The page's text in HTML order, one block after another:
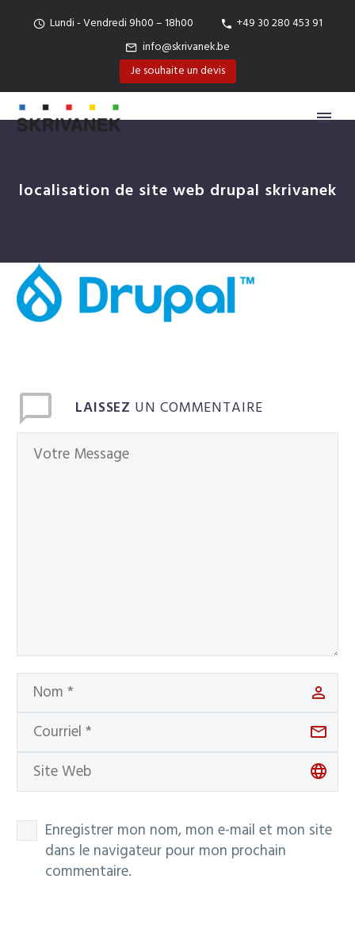
Lundi - Vendredi 9h00 – 18h00
+49 30 280 453 91
info@skrivanek.be
Je souhaite un devis
localisation de site web drupal skrivanek
LAISSEZ UN COMMENTAIRE
Enregistrer mon nom, mon e-mail et mon site
dans le navigateur pour mon prochain
commentaire.